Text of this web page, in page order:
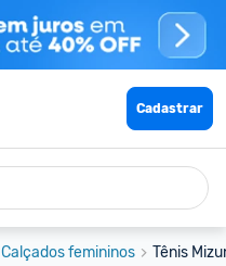
Cadastrar
Calçados femininos Tênis